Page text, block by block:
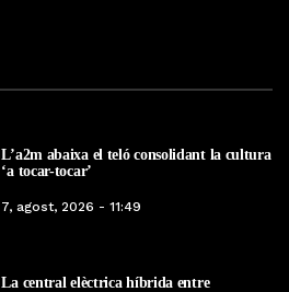
L’a2m abaixa el teló consolidant la cultura
‘a tocar-tocar’
7, agost, 2026 - 11:49
La central elèctrica híbrida entre